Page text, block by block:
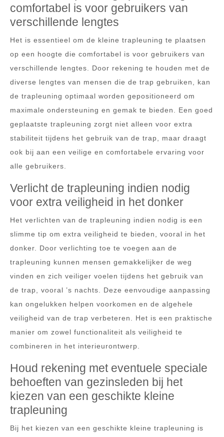
comfortabel is voor gebruikers van
verschillende lengtes
Het is essentieel om de kleine trapleuning te plaatsen
op een hoogte die comfortabel is voor gebruikers van
verschillende lengtes. Door rekening te houden met de
diverse lengtes van mensen die de trap gebruiken, kan
de trapleuning optimaal worden gepositioneerd om
maximale ondersteuning en gemak te bieden. Een goed
geplaatste trapleuning zorgt niet alleen voor extra
stabiliteit tijdens het gebruik van de trap, maar draagt
ook bij aan een veilige en comfortabele ervaring voor
alle gebruikers.
Verlicht de trapleuning indien nodig
voor extra veiligheid in het donker
Het verlichten van de trapleuning indien nodig is een
slimme tip om extra veiligheid te bieden, vooral in het
donker. Door verlichting toe te voegen aan de
trapleuning kunnen mensen gemakkelijker de weg
vinden en zich veiliger voelen tijdens het gebruik van
de trap, vooral ’s nachts. Deze eenvoudige aanpassing
kan ongelukken helpen voorkomen en de algehele
veiligheid van de trap verbeteren. Het is een praktische
manier om zowel functionaliteit als veiligheid te
combineren in het interieurontwerp.
Houd rekening met eventuele speciale
behoeften van gezinsleden bij het
kiezen van een geschikte kleine
trapleuning
Bij het kiezen van een geschikte kleine trapleuning is